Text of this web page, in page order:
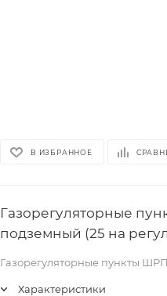
В ИЗБРАННОЕ
Газорегуляторные
подземный (25 на
Газорегуляторные пункты
Характеристики